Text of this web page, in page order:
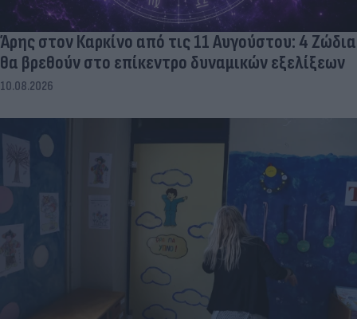
Άρης στον Καρκίνο από τις 11 Αυγούστου: 4 Ζώδια
θα βρεθούν στο επίκεντρο δυναμικών εξελίξεων
10.08.2026